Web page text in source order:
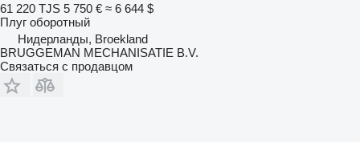
61 220 TJS 5 750 € ≈ 6 644 $
Плуг оборотный
Нидерланды, Broekland
BRUGGEMAN MECHANISATIE B.V.
Связаться с продавцом